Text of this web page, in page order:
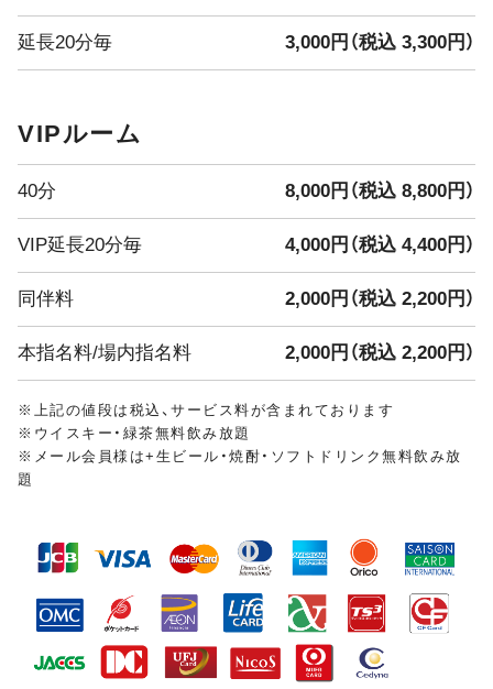
━━━━━━━━━━━━━━━
本日のイベント
どんな味かは飲んでからのお楽しみ
7/30・7/31限定 ドレスDay開催
2日間限定
普段とは一味違う特別な雰囲気のVivienneをぜひお楽しみ
8/1(土)〜8/4(火) 真夏の大還元祭
4Days
皆様のご来店をスタッフ・キャスト一同、心よりお待ちし
延長20分毎 3,000円（税込 3,300円）
VIPルーム
40分 8,000円（税込 8,800円）
VIP延長20分毎 4,000円（税込 4,400円）
同伴料 2,000円（税込 2,200円）
本指名料/場内指名料 2,000円（税込 2,200円）
※上記の値段は税込、サービス料が含まれております
※ウイスキー・緑茶無料飲み放題
※メール会員様は+生ビール・焼酎・ソフトドリンク無料飲み放
題